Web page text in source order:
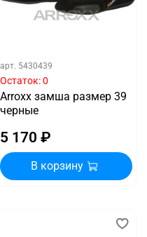
арт. 5430439
Остаток: 0
Arroxx замша размер 39
черные
5 170 ₽
В корзину